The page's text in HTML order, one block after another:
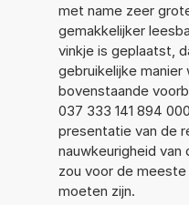
met name zeer
gemakkelijker
vinkje is geplaatst,
gebruikelijke
bovenstaande
037 333 141 894
presentatie van de
nauwkeurigheid van
zou voor de
moeten zijn.